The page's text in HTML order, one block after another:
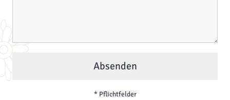
Absenden
* Pflichtfelder